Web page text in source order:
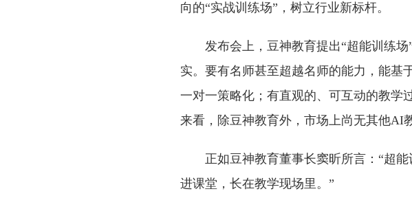
向的“实战训练场”，树立行业新标杆。
发布会上，豆神教育提出“超能训练
实。要有名师甚至超越名师的能力，能基
一对一策略化；有直观的、可互动的教学
来看，除豆神教育外，市场上尚无其他AI
正如豆神教育董事长窦昕所言：“超
进课堂，长在教学现场里。”